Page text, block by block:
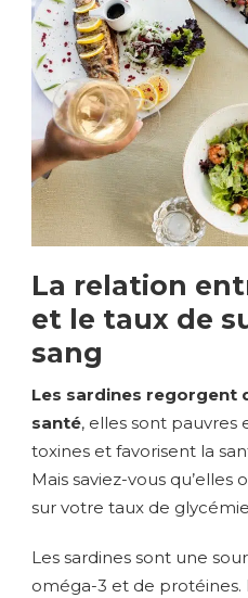
La relation
et le taux de
sang
Les sardines regorgent
santé, elles sont
toxines et favorisent la
Mais saviez-vous
sur votre taux de
Les sardines sont une
oméga-3 et de protéines.